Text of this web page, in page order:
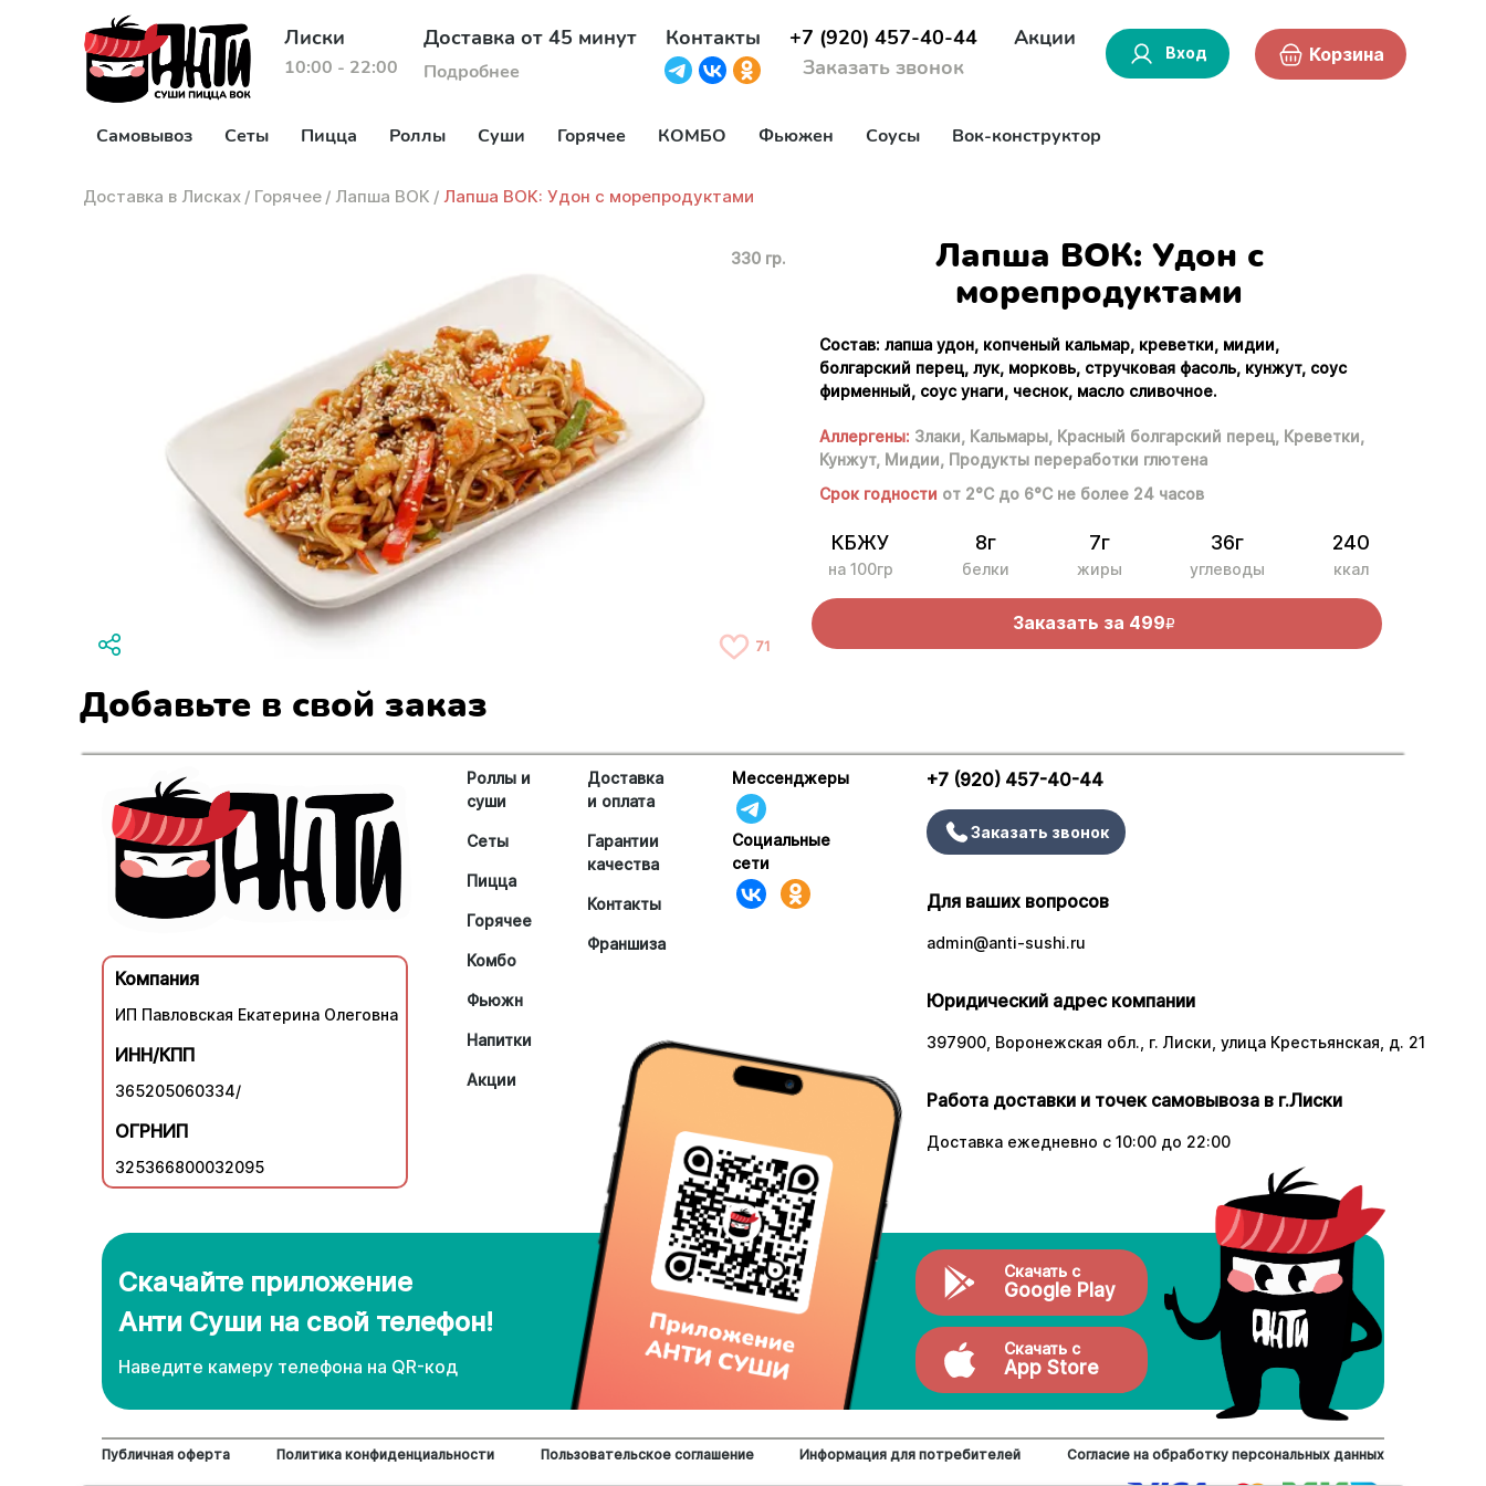
Лиски
10:00 - 22:00
Доставка от 45 минут
Подробнее
Контакты
+7 (920) 457-40-44
Заказать звонок
Акции
Вход Корзина
Самовывоз Сеты Пицца Роллы Суши Горячее КОМБО Фьюжен Соусы Вок-конструктор
Доставка в Лисках / Горячее / Лапша ВОК / Лапша ВОК: Удон с морепродуктами
330 гр.
71
Лапша ВОК: Удон с
морепродуктами
Состав: лапша удон, копченый кальмар, креветки, мидии,
болгарский перец, лук, морковь, стручковая фасоль, кунжут, соус
фирменный, соус унаги, чеснок, масло сливочное.
Аллергены: Злаки, Кальмары, Красный болгарский перец, Креветки,
Кунжут, Мидии, Продукты переработки глютена
Срок годности от 2°С до 6°С не более 24 часов
КБЖУ
на 100гр
8г
белки
7г
жиры
36г
углеводы
240
ккал
Заказать за 499R
Добавьте в свой заказ
Компания
ИП Павловская Екатерина Олеговна
ИНН/КПП
365205060334/
ОГРНИП
325366800032095
Роллы и
суши
Сеты
Пицца
Горячее
Комбо
Фьюжн
Напитки
Акции
Доставка
и оплата
Гарантии
качества
Контакты
Франшиза
Мессенджеры
Социальные
сети
+7 (920) 457-40-44
Заказать звонок
Для ваших вопросов
admin@anti-sushi.ru
Юридический адрес компании
397900, Воронежская обл., г. Лиски, улица Крестьянская, д. 21
Работа доставки и точек самовывоза в г.Лиски
Доставка ежедневно с 10:00 до 22:00
Скачайте приложение
Анти Суши на свой телефон!
Наведите камеру телефона нa QR-код
Скачать с
Google Play
Скачать с
App Store
Публичная оферта Политика конфиденциальности Пользовательское соглашение Информация для потребителей Согласие на обработку персональных данных